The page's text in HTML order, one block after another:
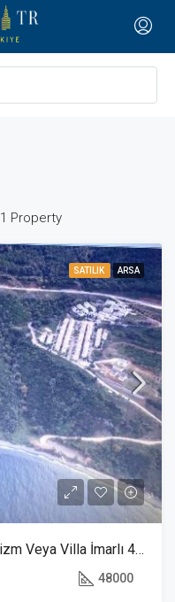
1 Property
SATILIK ARSA
Yalova Armutlu Denize Sıfır Turizm Veya Villa İmarlı 48000 M2 Arsa
48000